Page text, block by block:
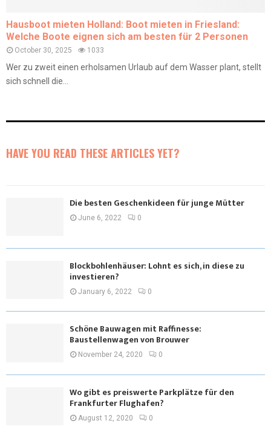
Hausboot mieten Holland: Boot mieten in Friesland:
Welche Boote eignen sich am besten für 2 Personen
October 30, 2025 1033
Wer zu zweit einen erholsamen Urlaub auf dem Wasser plant, stellt
sich schnell die...
HAVE YOU READ THESE ARTICLES YET?
Die besten Geschenkideen für junge Mütter
June 6, 2022 0
Blockbohlenhäuser: Lohnt es sich, in diese zu
investieren?
January 6, 2022 0
Schöne Bauwagen mit Raffinesse:
Baustellenwagen von Brouwer
November 24, 2020 0
Wo gibt es preiswerte Parkplätze für den
Frankfurter Flughafen?
August 12, 2020 0